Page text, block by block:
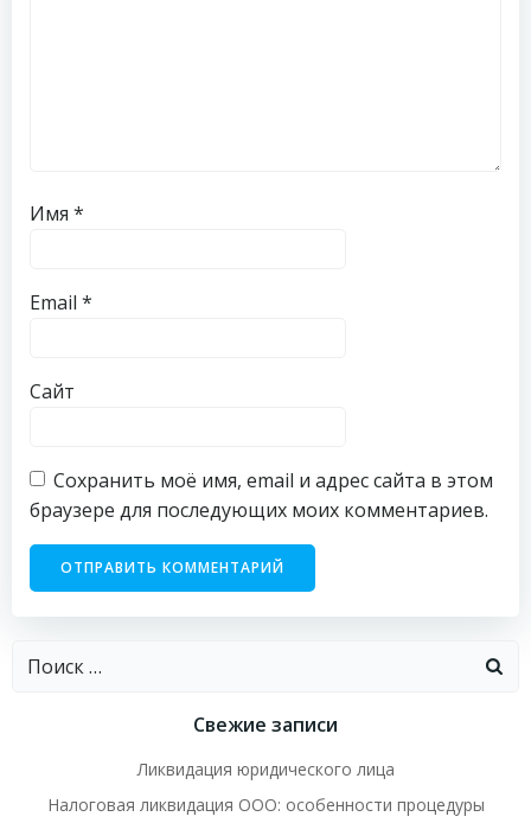
Имя *
Email *
Сайт
Сохранить моё имя, email и адрес сайта в этом
браузере для последующих моих комментариев.
Найти:
Свежие записи
Ликвидация юридического лица
Налоговая ликвидация ООО: особенности процедуры